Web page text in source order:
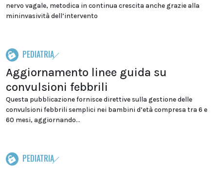
nervo vagale, metodica in continua crescita anche grazie alla
mininvasività dell’intervento
PEDIATRIA
Aggiornamento linee guida su
convulsioni febbrili
Questa pubblicazione fornisce direttive sulla gestione delle
convulsioni febbrili semplici nei bambini d’età compresa tra 6 e
60 mesi, aggiornando...
PEDIATRIA